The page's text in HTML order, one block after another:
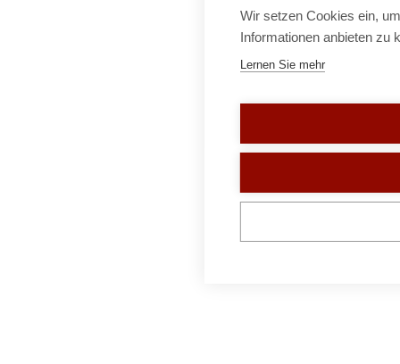
Wir setzen Cookies ein,
Informationen anbieten zu
Lernen Sie mehr